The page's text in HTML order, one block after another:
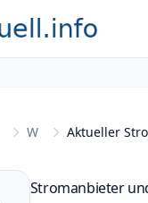
W Aktueller
Stromanbieter